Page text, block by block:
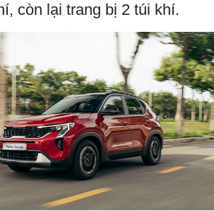
còn lại trang bị 2 túi khí.